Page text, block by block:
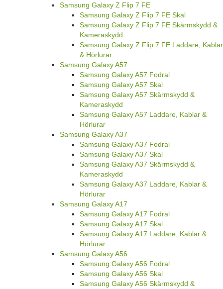
Samsung Galaxy Z Flip 7 FE
Samsung Galaxy Z Flip 7 FE Skal
Samsung Galaxy Z Flip 7 FE Skärmskydd &
Kameraskydd
Samsung Galaxy Z Flip 7 FE Laddare, Kablar
& Hörlurar
Samsung Galaxy A57
Samsung Galaxy A57 Fodral
Samsung Galaxy A57 Skal
Samsung Galaxy A57 Skärmskydd &
Kameraskydd
Samsung Galaxy A57 Laddare, Kablar &
Hörlurar
Samsung Galaxy A37
Samsung Galaxy A37 Fodral
Samsung Galaxy A37 Skal
Samsung Galaxy A37 Skärmskydd &
Kameraskydd
Samsung Galaxy A37 Laddare, Kablar &
Hörlurar
Samsung Galaxy A17
Samsung Galaxy A17 Fodral
Samsung Galaxy A17 Skal
Samsung Galaxy A17 Laddare, Kablar &
Hörlurar
Samsung Galaxy A56
Samsung Galaxy A56 Fodral
Samsung Galaxy A56 Skal
Samsung Galaxy A56 Skärmskydd &